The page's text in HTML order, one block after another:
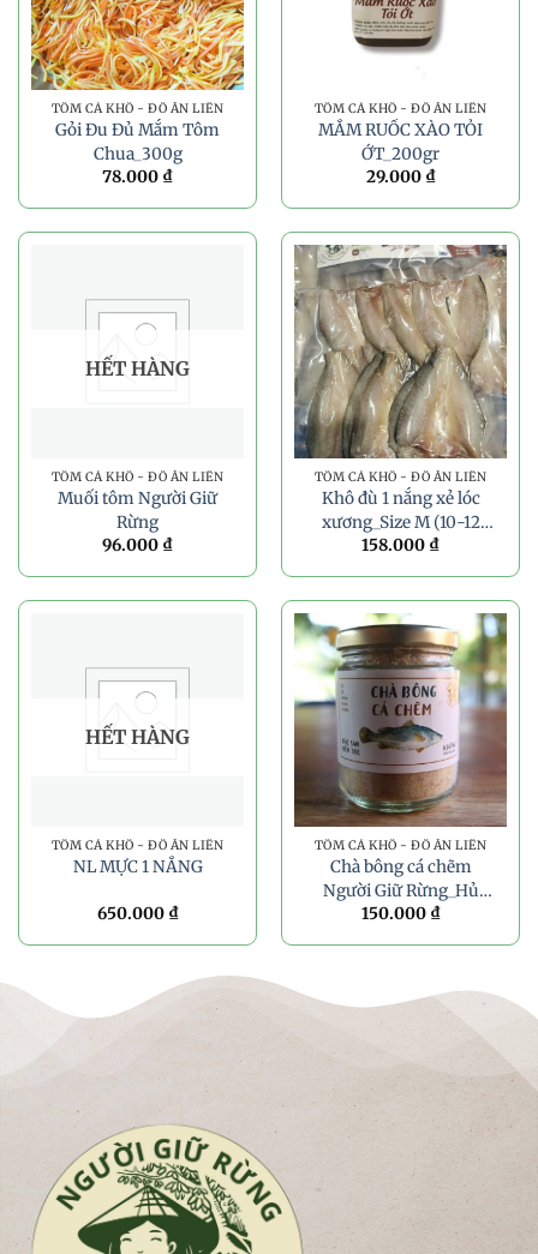
TÔM CÁ KHÔ - ĐỒ ĂN LIỀN
Gỏi Đu Đủ Mắm Tôm
Chua_300g
78.000 ₫
TÔM CÁ KHÔ - ĐỒ ĂN LIỀN
MẮM RUỐC XÀO TỎI
ỚT_200gr
29.000 ₫
HẾT HÀNG
TÔM CÁ KHÔ - ĐỒ ĂN LIỀN
Muối tôm Người Giữ
Rừng
96.000 ₫
TÔM CÁ KHÔ - ĐỒ ĂN LIỀN
Khô đù 1 nắng xẻ lóc
xương_Size M (10-12
con/túi PA)_500g
158.000 ₫
HẾT HÀNG
TÔM CÁ KHÔ - ĐỒ ĂN LIỀN
NL MỰC 1 NẮNG
650.000 ₫
TÔM CÁ KHÔ - ĐỒ ĂN LIỀN
Chà bông cá chẽm
Người Giữ Rừng_Hủ
70g
150.000 ₫